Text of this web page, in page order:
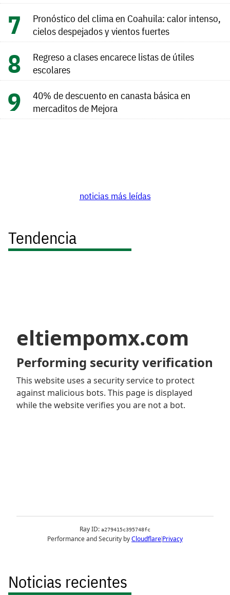
Pronóstico del clima en Coahuila: calor intenso,
cielos despejados y vientos fuertes
Regreso a clases encarece listas de útiles
escolares
40% de descuento en canasta básica en
mercaditos de Mejora
noticias más leídas
Tendencia
Noticias recientes